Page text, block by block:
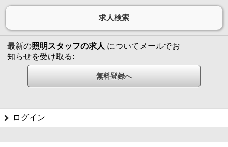
最新の照明スタッフの求人 についてメールでお
知らせを受け取る:
ログイン